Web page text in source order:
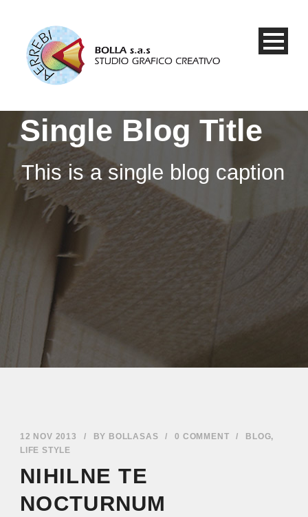
Single Blog Title
This is a single blog caption
12 NOV 2013 / BY BOLLASAS / 0 COMMENT / BLOG,
LIFE STYLE
NIHILNE TE
NOCTURNUM